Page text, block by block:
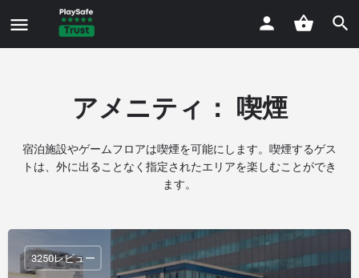
アメニティ： 喫煙
宿泊施設やゲームフロアは喫煙を可能にします。喫煙するゲス
トは、外に出ることなく指定されたエリアを楽しむことができ
ます。
3250レビュー